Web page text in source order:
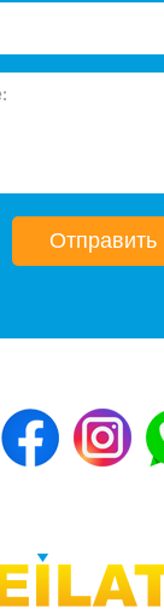
Отправить